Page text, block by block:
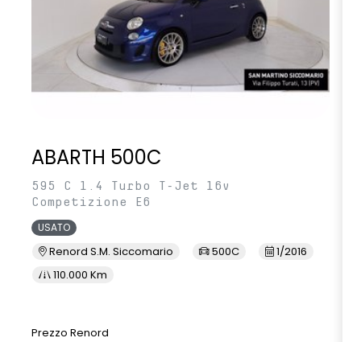
ABARTH 500C
595 C 1.4 Turbo T-Jet 16v
Competizione E6
USATO
Renord S.M. Siccomario 500C
1/2016
110.000 Km
Prezzo Renord